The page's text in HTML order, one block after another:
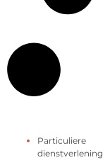
Particuliere
dienstverlening